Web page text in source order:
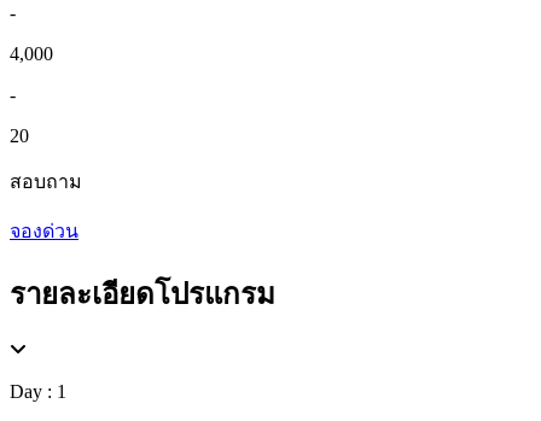
-
4,000
-
20
สอบถาม
จองด่วน
รายละเอียดโปรแกรม
Day : 1